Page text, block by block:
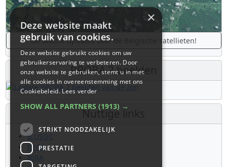
De laatste updates over de Belgische satellieten!
PROBA 2 beelden
Nuttige links
B.USOC
BEOP
BIRA
×
Deze website maakt
gebruik van cookies.
Deze website gebruikt cookies om uw
gebruikerservaring te verbeteren. Door
onze website te gebruiken, stemt u in met
alle cookies in overeenstemming met ons
Cookiebeleid.Lees verder
SHOW ALL PARTNERS (1913) →
STRIKT NOODZAKELIJK
PRESTATIE